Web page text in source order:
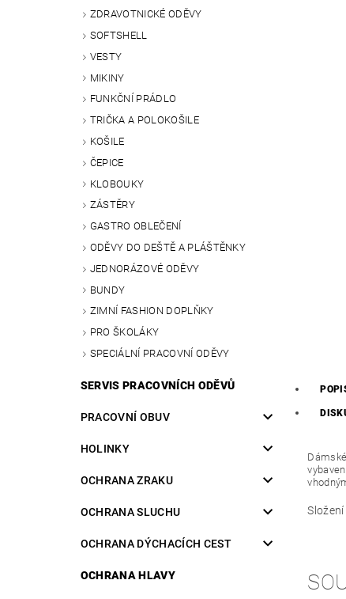
ZDRAVOTNICKÉ ODĚVY
SOFTSHELL
VESTY
MIKINY
FUNKČNÍ PRÁDLO
TRIČKA A POLOKOŠILE
KOŠILE
ČEPICE
KLOBOUKY
ZÁSTĚRY
GASTRO OBLEČENÍ
ODĚVY DO DEŠTĚ A PLÁŠTĚNKY
JEDNORÁZOVÉ ODĚVY
BUNDY
ZIMNÍ FASHION DOPLŇKY
PRO ŠKOLÁKY
SPECIÁLNÍ PRACOVNÍ ODĚVY
SERVIS PRACOVNÍCH ODĚVŮ
PRACOVNÍ OBUV
HOLINKY
OCHRANA ZRAKU
OCHRANA SLUCHU
OCHRANA DÝCHACÍCH CEST
OCHRANA HLAVY
Dámské